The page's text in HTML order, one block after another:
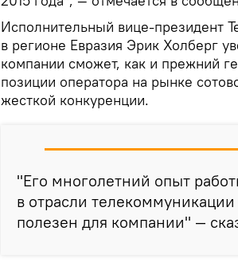
Исполнительный вице-президент
в регионе Евразия Эрик Холберг
компании сможет, как и прежний
позиции оператора на рынке
жесткой конкуренции.
"Его многолетний опыт
в отрасли
полезен для компании" —